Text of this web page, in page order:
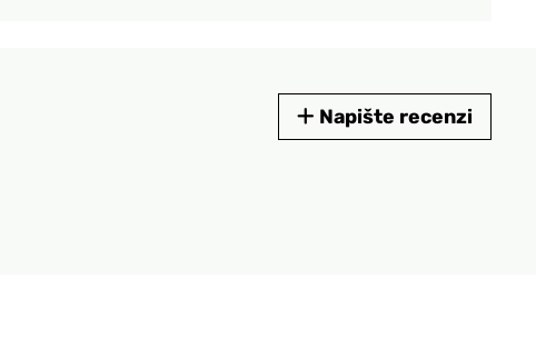
Napište recenzi